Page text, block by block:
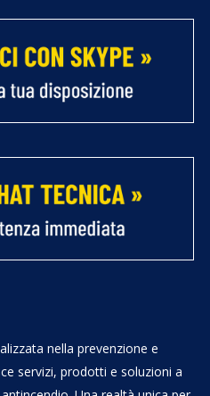
nella prevenzione e
servizi, prodotti e soluzioni a